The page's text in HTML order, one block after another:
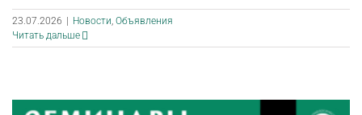
23.07.2026 | Новости Объявления
Читать дальше